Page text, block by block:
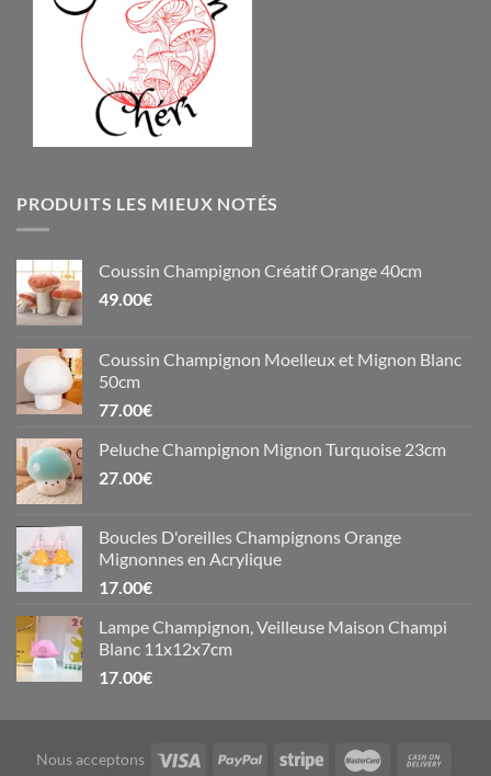
PRODUITS LES MIEUX NOTÉS
Coussin Champignon Créatif Orange 40cm
49.00€
Coussin Champignon Moelleux et Mignon Blanc
50cm
77.00€
Peluche Champignon Mignon Turquoise 23cm
27.00€
Boucles D'oreilles Champignons Orange
Mignonnes en Acrylique
17.00€
Lampe Champignon, Veilleuse Maison Champi
Blanc 11x12x7cm
17.00€
Nous acceptons